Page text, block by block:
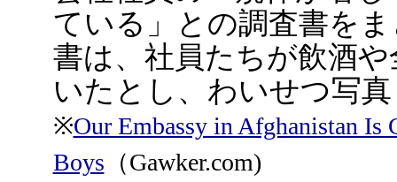
ている」との調査書を
書は、社員たちが飲酒
いたとし、わいせつ写
※Our Embassy in Afghanistan Is
Boys （Gawker.com)